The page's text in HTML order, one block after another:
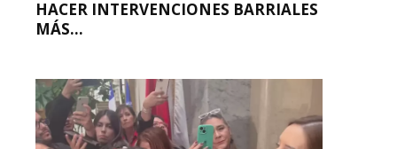
HACER INTERVENCIONES BARRIALES
MÁS...